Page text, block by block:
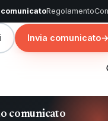
Regolamento
Invia comunicato→
comunicato